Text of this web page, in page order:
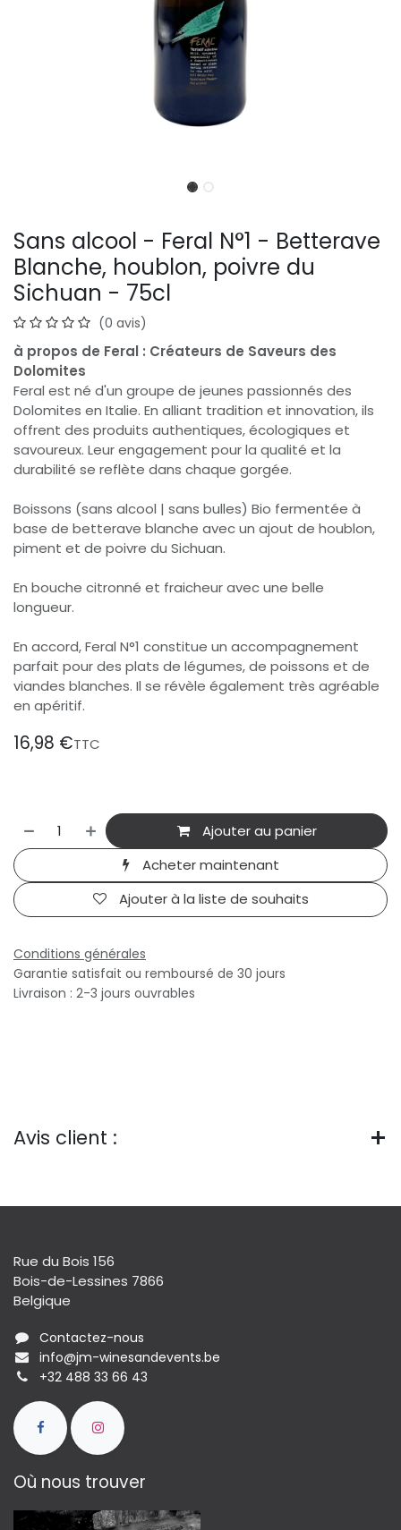
Sans alcool - Feral N°1 - Betterave
Blanche, houblon, poivre du
Sichuan - 75cl
(0 avis)
à propos de Feral : Créateurs de Saveurs des
Dolomites
Feral est né d'un groupe de jeunes passionnés des
Dolomites en Italie. En alliant tradition et innovation, ils
offrent des produits authentiques, écologiques et
savoureux. Leur engagement pour la qualité et la
durabilité se reflète dans chaque gorgée.
Boissons (sans alcool | sans bulles) Bio fermentée à
base de betterave blanche avec un ajout de houblon,
piment et de poivre du Sichuan.
En bouche citronné et fraicheur avec une belle
longueur.
En accord, Feral N°1 constitue un accompagnement
parfait pour des plats de légumes, de poissons et de
viandes blanches. Il se révèle également très agréable
en apéritif.
16,98 €TTC
Ajouter au panier
Acheter maintenant
Ajouter à la liste de souhaits
Conditions générales
Garantie satisfait ou remboursé de 30 jours
Livraison : 2-3 jours ouvrables
Avis client :
Rue du Bois 156
Bois-de-Lessines 7866
Belgique
Contactez-nous
info@jm-winesandevents.be
+32 488 33 66 43
Où nous trouver